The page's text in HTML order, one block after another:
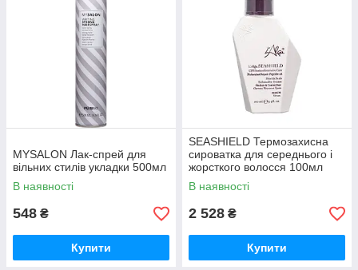
MYSALON Лак-спрей для
вільних стилів укладки 500мл
В наявності
548 ₴
Купити
SEASHIELD Термозахисна
сироватка для середнього і
жорсткого волосся 100мл
В наявності
2 528 ₴
Купити